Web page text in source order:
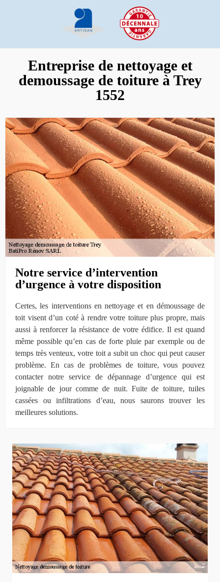
Entreprise de nettoyage et
demoussage de toiture à Trey
1552
Notre service d’intervention
d’urgence à votre disposition
Certes, les interventions en nettoyage et en démoussage de
toit visent d’un coté à rendre votre toiture plus propre, mais
aussi à renforcer la résistance de votre édifice. Il est quand
même possible qu’en cas de forte pluie par exemple ou de
temps très venteux, votre toit a subit un choc qui peut causer
problème. En cas de problèmes de toiture, vous pouvez
contacter notre service de dépannage d’urgence qui est
joignable de jour comme de nuit. Fuite de toiture, tuiles
cassées ou infiltrations d’eau, nous saurons trouver les
meilleures solutions.